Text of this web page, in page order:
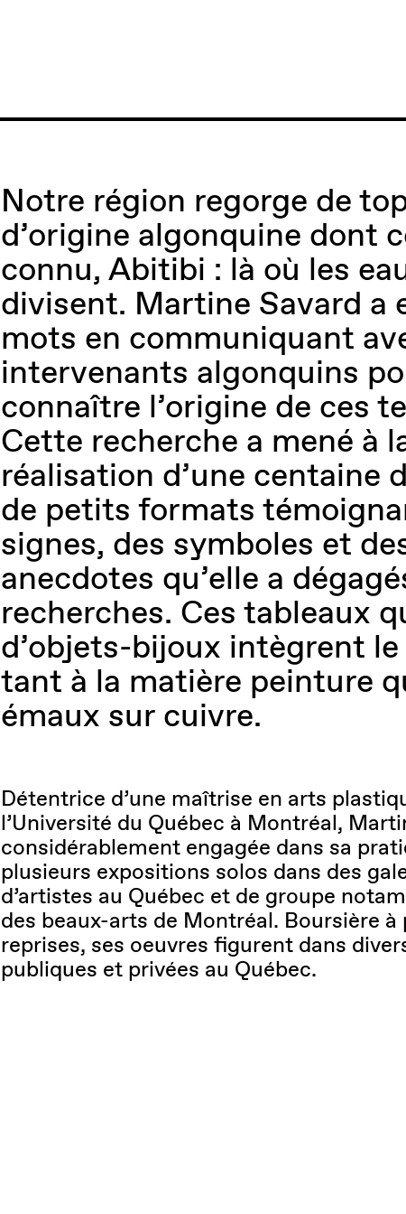
Notre région regorge de
d’origine algonquine dont
connu, Abitibi : là où les
divisent. Martine Savard a
mots en communiquant
intervenants algonquins
connaître l’origine de ces
Cette recherche a mené à
réalisation d’une centaine
de petits formats
signes, des symboles et
anecdotes qu’elle a
recherches. Ces tableaux
d’objets-bijoux intègrent
tant à la matière peinture
émaux sur cuivre.
Détentrice d’une maîtrise en arts
l’Université du Québec à Montréal,
considérablement engagée dans sa
plusieurs expositions solos dans des
d’artistes au Québec et de groupe
des beaux-arts de Montréal. Boursière à
reprises, ses oeuvres figurent dans
publiques et privées au Québec.